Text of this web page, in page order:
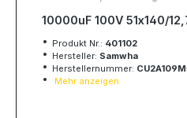
10000uF 100V 51x140/
Produkt Nr.: 401102
Hersteller: Samwha
Herstellernummer:
Mehr anzeigen